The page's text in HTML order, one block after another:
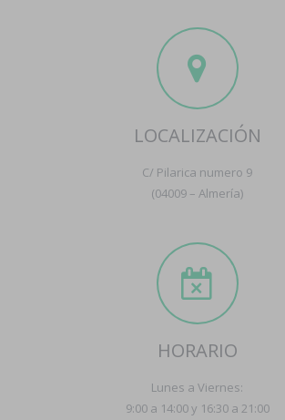
LOCALIZACIÓN
C/ Pilarica numero 9
(04009 – Almería)
HORARIO
Lunes a Viernes:
9:00 a 14:00 y 16:30 a 21:00